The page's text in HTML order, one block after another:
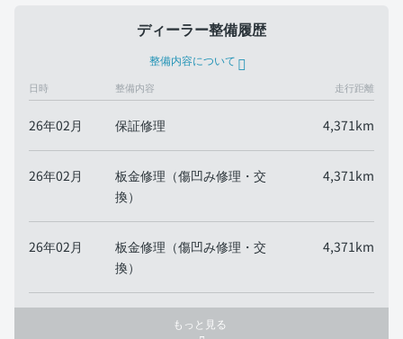
ディーラー整備履歴
整備内容について
日時 整備内容 走行距離
26年02月 保証修理 4,371km
26年02月
板金修理（傷凹み修理・交
換）
4,371km
26年02月
板金修理（傷凹み修理・交
換）
4,371km
もっと見る